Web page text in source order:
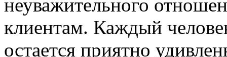
неуважительного
клиентам. Каждый
остается приятно